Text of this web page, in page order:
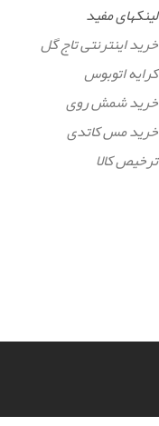
لینکهای مفید
خرید اینترنتی تاج گل
کرایه اتوبوس
خرید شمش روی
خرید مس کاتدی
ترخیص کالا